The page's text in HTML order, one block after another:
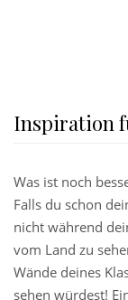
Inspiration
Was ist noch
Falls du schon
nicht während
vom Land zu
Wände deines
sehen würdest!